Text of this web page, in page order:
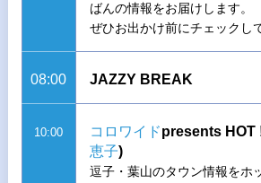
ばんの情報をお届けします。
ぜひお出かけ前にチェックし
08:00 JAZZY BREAK
10:00 コロワイドpresents HOT
恵子)
逗子・葉山のタウン情報をホ